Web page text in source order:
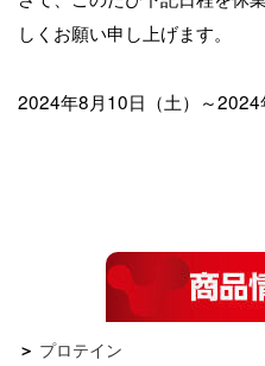
しくお願い申し上げます。
2024年8月10日（土）～2024
プロテイン